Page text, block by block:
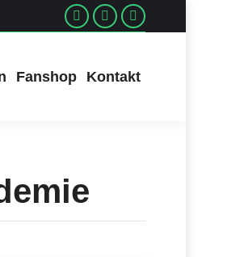
Facebook
Instagram
Instagram
Fanshop Kontakt